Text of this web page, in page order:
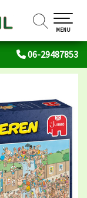
06-29487853
MENU